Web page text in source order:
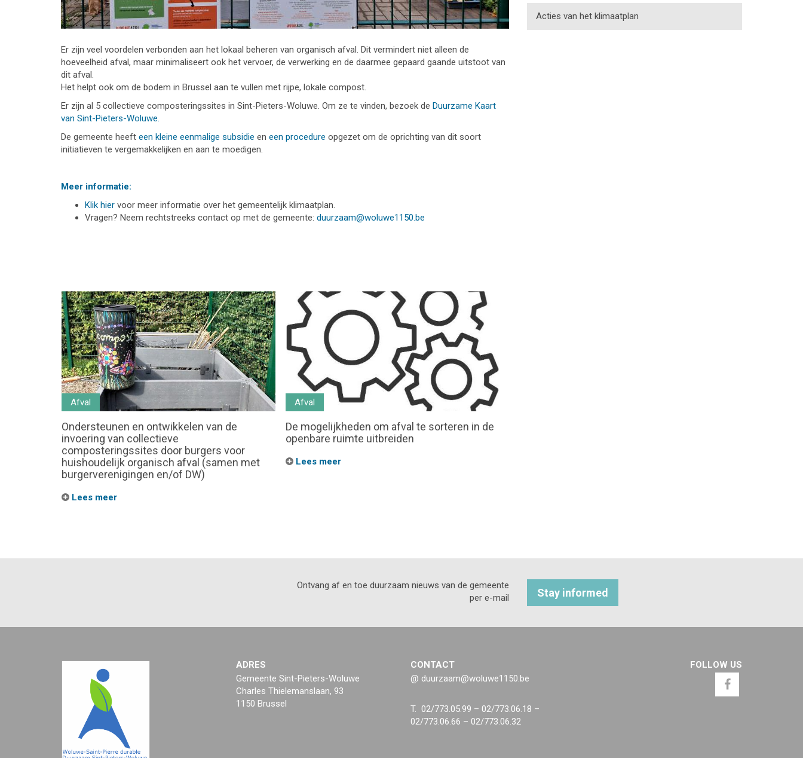
Er zijn veel voordelen verbonden aan het lokaal beheren van organisch afval. Dit vermindert niet alleen de
hoeveelheid afval, maar minimaliseert ook het vervoer, de verwerking en de daarmee gepaard gaande uitstoot van
dit afval.
Het helpt ook om de bodem in Brussel aan te vullen met rijpe, lokale compost.
Er zijn al 5 collectieve composteringssites in Sint-Pieters-Woluwe. Om ze te vinden, bezoek de Duurzame Kaart
van Sint-Pieters-Woluwe.
De gemeente heeft een kleine eenmalige subsidie en een procedure opgezet om de oprichting van dit soort
initiatieven te vergemakkelijken en aan te moedigen.
Meer informatie:
Klik hier voor meer informatie over het gemeentelijk klimaatplan.
Vragen? Neem rechtstreeks contact op met de gemeente: duurzaam@woluwe1150.be
Afval
Ondersteunen en ontwikkelen van de
invoering van collectieve
composteringssites door burgers voor
huishoudelijk organisch afval (samen met
burgerverenigingen en/of DW)
Lees meer
Afval
De mogelijkheden om afval te sorteren in de
openbare ruimte uitbreiden
Lees meer
Acties van het klimaatplan
Ontvang af en toe duurzaam nieuws van de gemeente
per e-mail
Stay informed
ADRES
Gemeente Sint-Pieters-Woluwe
Charles Thielemanslaan, 93
1150 Brussel
CONTACT
@ duurzaam@woluwe1150.be
T. 02/773.05.99 – 02/773.06.18 –
02/773.06.66 – 02/773.06.32
FOLLOW US